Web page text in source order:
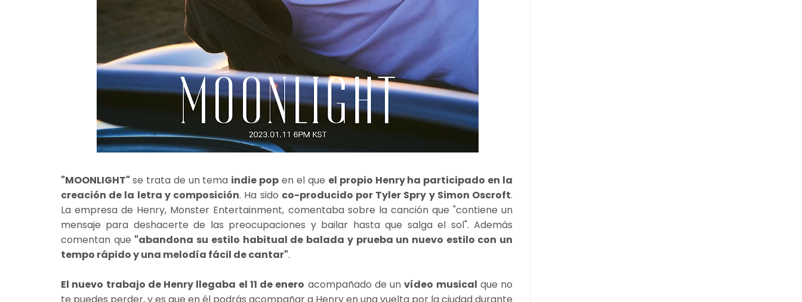
"MOONLIGHT" se trata de un tema indie pop en el que el propio Henry ha participado en la
creación de la letra y composición. Ha sido co-producido por Tyler Spry y Simon Oscroft.
La empresa de Henry, Monster Entertainment, comentaba sobre la canción que "contiene un
mensaje para deshacerte de las preocupaciones y bailar hasta que salga el sol". Además
comentan que "abandona su estilo habitual de balada y prueba un nuevo estilo con un
tempo rápido y una melodía fácil de cantar".
El nuevo trabajo de Henry llegaba el 11 de enero acompañado de unvídeo musical que no
te puedes perder, y es que en él podrás acompañar a Henry en una vuelta por la ciudad durante